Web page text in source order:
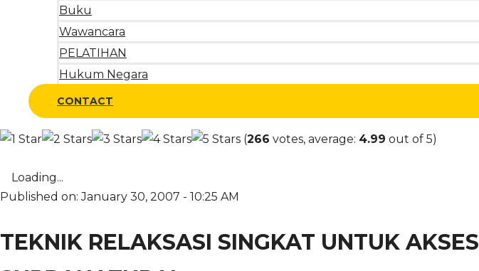
Buku
Wawancara
PELATIHAN
Hukum Negara
CONTACT
(266 votes, average: 4.99 out of 5)
Loading...
Published on: January 30, 2007 - 10:25 AM
TEKNIK RELAKSASI SINGKAT UNTUK AKSES